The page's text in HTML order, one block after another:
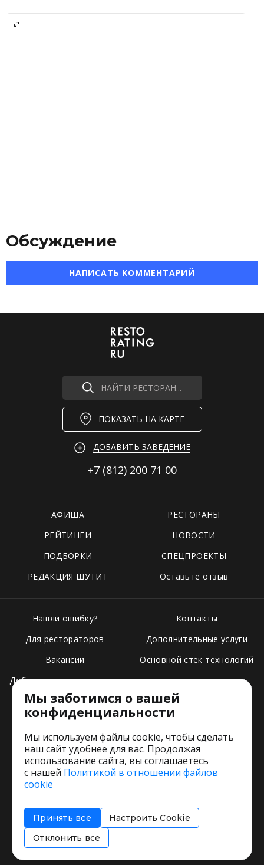
Обсуждение
НАПИСАТЬ КОММЕНТАРИЙ
НАЙТИ РЕСТОРАН...
ПОКАЗАТЬ НА КАРТЕ
ДОБАВИТЬ ЗАВЕДЕНИЕ
+7 (812) 200 71 00
АФИША
РЕСТОРАНЫ
РЕЙТИНГИ
НОВОСТИ
ПОДБОРКИ
СПЕЦПРОЕКТЫ
РЕДАКЦИЯ ШУТИТ
Оставьте отзыв
Нашли ошибку?
Для рестораторов
Вакансии
Добавить свое заведение
Тарифы
Контакты
Дополнительные услуги
Основной стек технологий
Пользовательское соглашение
Соглашение об информировании
Политика использования cookies
Мы заботимся о вашей
конфиденциальности
Мы используем файлы cookie, чтобы сделать
наш сайт удобнее для вас. Продолжая
использование сайта, вы соглашаетесь
с нашей Политикой в отношении файлов
cookie
Принять все
Настроить Cookie
Отклонить все